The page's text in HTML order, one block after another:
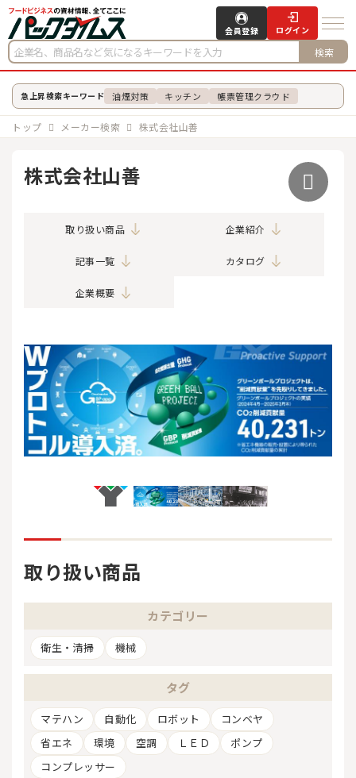
検索
会員登録 ログイン
急上昇検索キーワード 油煙対策 キッチン 帳票管理クラウド
トップ メーカー検索 株式会社山善
株式会社山善
取り扱い商品 企業紹介
記事一覧 カタログ
企業概要
取り扱い商品
カテゴリー
衛生・清掃 機械
タグ
マテハン 自動化 ロボット
コンベヤ
省エネ
環境 空調 ＬＥＤ
ポンプ
コンプレッサー